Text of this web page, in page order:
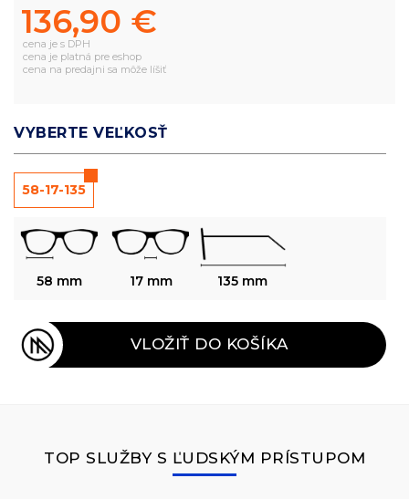
136,90 €
cena je s DPH
cena je platná pre eshop
cena na predajni sa môže líšiť
VYBERTE VEĽKOSŤ
58-17-135
58 mm 17 mm 135 mm
VLOŽIŤ DO KOŠÍKA
TOP SLUŽBY S ĽUDSKÝM PRÍSTUPOM